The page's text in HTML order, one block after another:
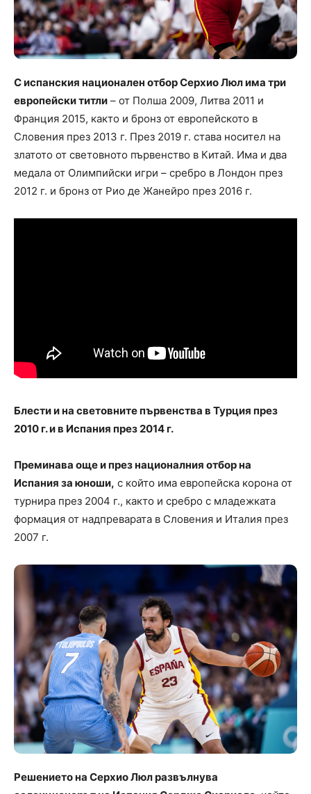
С испанския национален отбор Серхио Люл има три
европейски титли – от Полша 2009, Литва 2011 и
Франция 2015, както и бронз от европейското в
Словения през 2013 г. През 2019 г. става носител на
златото от световното първенство в Китай. Има и два
медала от Олимпийски игри – сребро в Лондон през
2012 г. и бронз от Рио де Жанейро през 2016 г.
Блести и на световните първенства в Турция през
2010 г. и в Испания през 2014 г.
Преминава още и през националния отбор на
Испания за юноши, с който има европейска корона от
турнира през 2004 г., както и сребро с младежката
формация от надпреварата в Словения и Италия през
2007 г.
Решението на Серхио Люл развълнува